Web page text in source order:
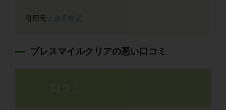
引用元： 楽天市場
ブレスマイルクリアの悪い口コミ